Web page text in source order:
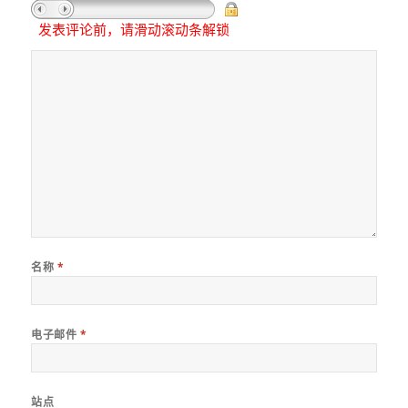
发表评论前，请滑动滚动条解锁
名称 *
电子邮件 *
站点